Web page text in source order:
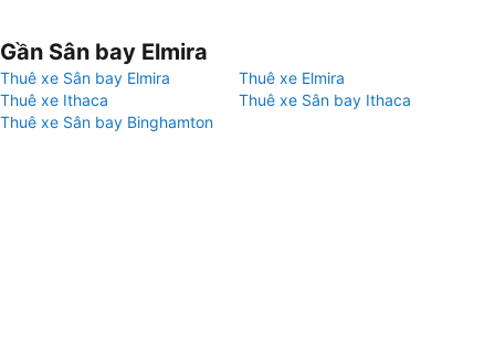
Gần Sân bay Elmira
Thuê xe Sân bay Elmira
Thuê xe Elmira
Thuê xe Ithaca
Thuê xe Sân bay Ithaca
Thuê xe Sân bay Binghamton